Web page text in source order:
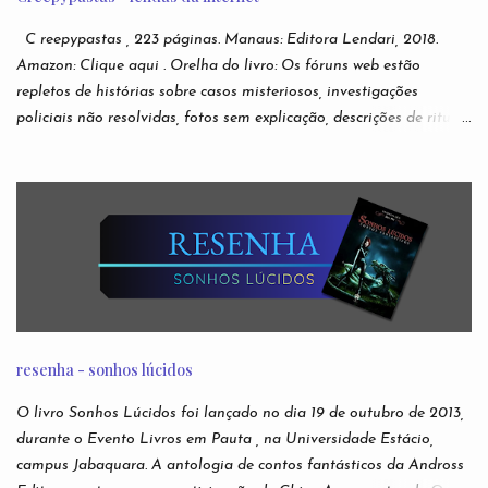
C reepypastas , 223 páginas. Manaus: Editora Lendari, 2018.
Amazon: Clique aqui . Orelha do livro: Os fóruns web estão
repletos de histórias sobre casos misteriosos, investigações
policiais não resolvidas, fotos sem explicação, descrições de rituais
infantis. São narrativas virais e anônimas espalhadas nos
recônditos mais obscuros da internet, sem que se possa rastrear
seus verdadeiros autores. Ou sua veracidade. Acabaram
conhecidas como creepypastas - algo como um copypaste (de
copiar e colar) de situações assustadoras. Mas e se as lendas mais
famosas da Internet não forem boatos? Nesta antologia,
das creepypastas mais perturbadoras de todos os tempos. Do
submundo do Reddit diretamente para sua leitura de cabeceira.
Autores: Alfredo Alvarenga, Ana S. Varella, Andr é Comanche,
Andrei Simões, B...
resenha - sonhos lúcidos
O livro Sonhos Lúcidos foi lançado no dia 19 de outubro de 2013,
durante o Evento Livros em Pauta , na Universidade Estácio,
campus Jabaquara. A antologia de contos fantásticos da Andross